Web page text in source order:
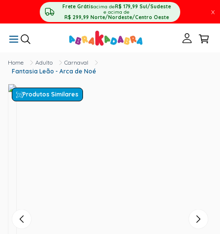
Frete Grátisacima deR$ 179,99 Sul/Sudeste
e acima de
R$ 299,99 Norte/Nordeste/Centro Oeste
X
Adulto
Carnaval
Fantasia Leão - Arca de Noé
Produtos Similares